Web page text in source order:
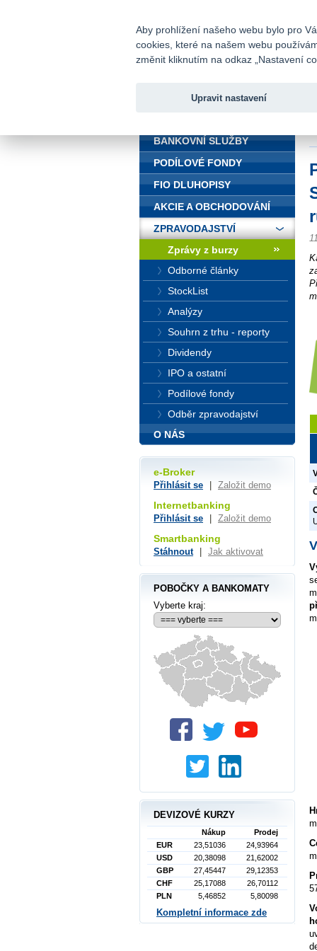
Fio banka
BANKOVNÍ SLUŽBY
PODÍLOVÉ FONDY
FIO DLUHOPISY
AKCIE A OBCHODOVÁNÍ
ZPRAVODAJSTVÍ
Zprávy z burzy
Odborné články
StockList
Analýzy
Souhrn z trhu - reporty
Dividendy
IPO a ostatní
Podílové fondy
Odběr zpravodajství
O NÁS
e-Broker
Přihlásit se Založit demo
Internetbanking
Přihlásit se Založit demo
Smartbanking
Stáhnout Jak aktivovat
POBOČKY A BANKOMATY
Vyberte kraj:
DEVIZOVÉ KURZY
Nákup
Prodej
EUR
23,51036
24,93964
USD
20,38098
21,62002
GBP
27,45447
29,12353
CHF
25,17088
26,70112
PLN
5,46852 5,80098
Kompletní informace zde
Aby prohlížení našeho webu bylo pro
cookies, které na našem webu
změnit kliknutím na odkaz „Nastavení
Upravit nastavení